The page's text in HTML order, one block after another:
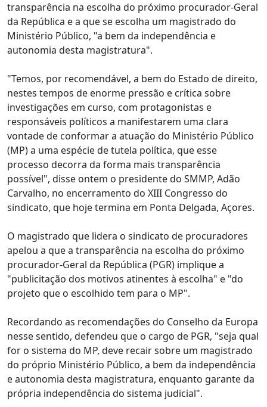
transparência na escolha do próximo procurador-Geral
da República e a que se escolha um magistrado do
Ministério Público, "a bem da independência e
autonomia desta magistratura".
"Temos, por recomendável, a bem do Estado de direito,
nestes tempos de enorme pressão e crítica sobre
investigações em curso, com protagonistas e
responsáveis políticos a manifestarem uma clara
vontade de conformar a atuação do Ministério Público
(MP) a uma espécie de tutela política, que esse
processo decorra da forma mais transparência
possível", disse ontem o presidente do SMMP, Adão
Carvalho, no encerramento do XIII Congresso do
sindicato, que hoje termina em Ponta Delgada, Açores.
O magistrado que lidera o sindicato de procuradores
apelou a que a transparência na escolha do próximo
procurador-Geral da República (PGR) implique a
"publicitação dos motivos atinentes à escolha" e "do
projeto que o escolhido tem para o MP".
Recordando as recomendações do Conselho da Europa
nesse sentido, defendeu que o cargo de PGR, "seja qual
for o sistema do MP, deve recair sobre um magistrado
do próprio Ministério Público, a bem da independência
e autonomia desta magistratura, enquanto garante da
própria independência do sistema judicial".